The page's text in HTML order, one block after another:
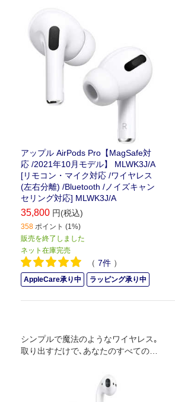
アップル AirPods Pro【MagSafe対
応 /2021年10月モデル】 MLWK3J/A
[リモコン・マイク対応 /ワイヤレス
(左右分離) /Bluetooth /ノイズキャン
セリング対応] MLWK3J/A
35,800 円(税込)
358 ポイント (1%)
販売を終了しました
ネット在庫完売
（ 7件 ）
AppleCare承り中 ラッピング承り中
シンプルで魔法のようなワイヤレス｡
取り出すだけで､あなたのすべてのA
がります｡話をする時は､あなたの声
が相手にはっきり届きます｡これがAi